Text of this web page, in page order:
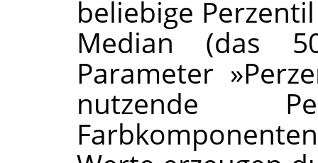
beliebige
Median (das
Parameter
nutzende